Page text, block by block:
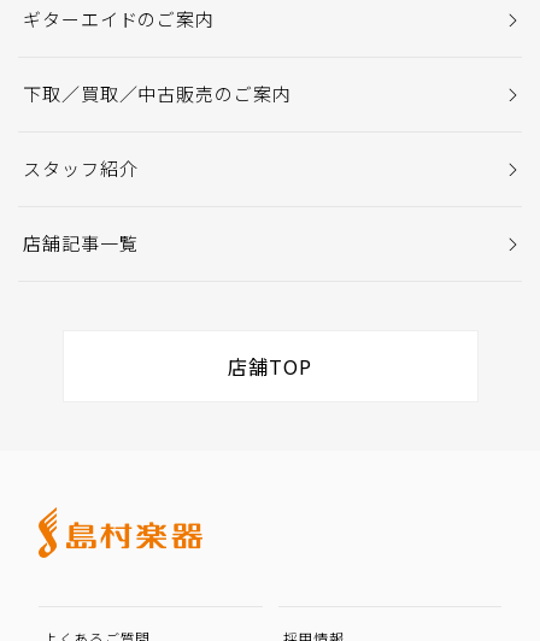
ギターエイドのご案内
下取／買取／中古販売のご案内
スタッフ紹介
店舗記事一覧
店舗TOP